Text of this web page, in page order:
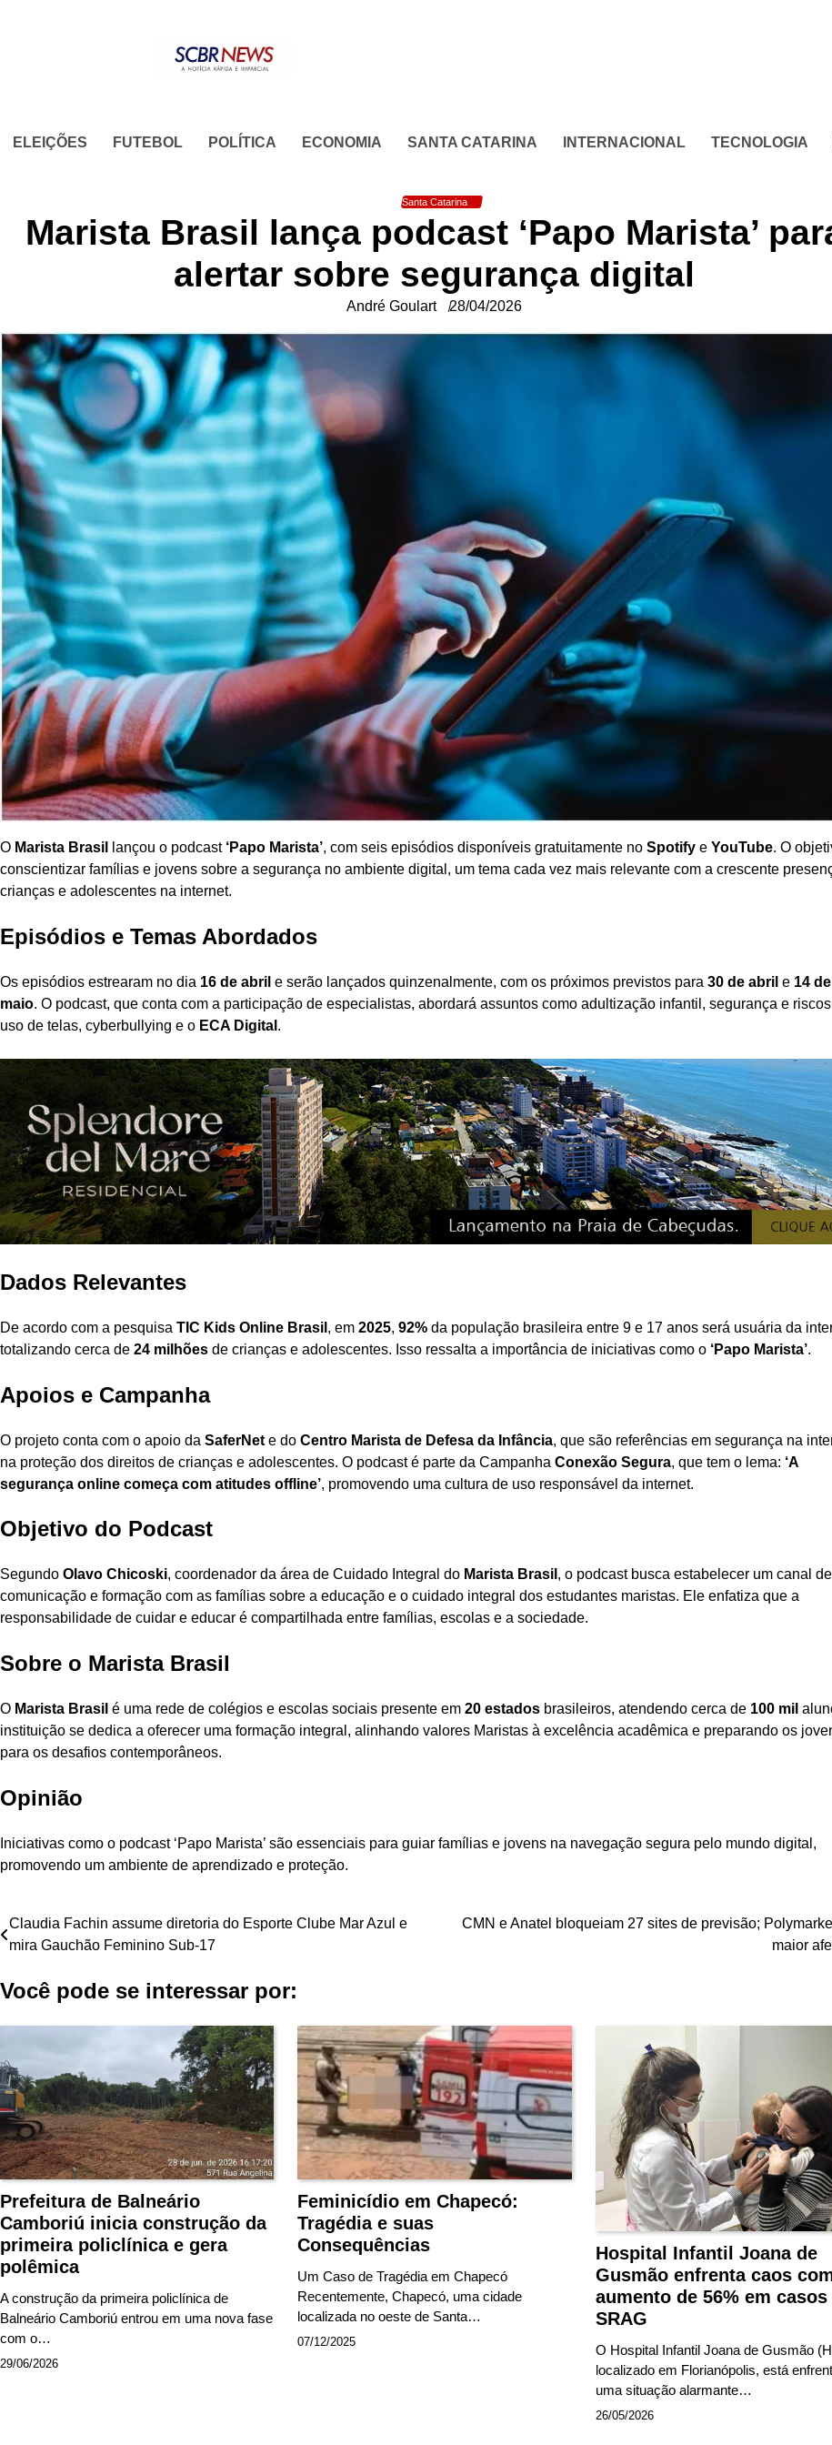
ELEIÇÕES FUTEBOL POLÍTICA ECONOMIA SANTA CATARINA INTERNACIONAL TECNOLOGIA
Santa Catarina
Marista Brasil lança podcast ‘Papo Marista’
alertar sobre segurança digital
André Goulart 28/04/2026
O Marista Brasil lançou o podcast ‘Papo Marista’, com seis episódios disponíveis gratuitamente no Spotify e YouTube. O
conscientizar famílias e jovens sobre a segurança no ambiente digital, um tema cada vez mais relevante com a crescente
crianças e adolescentes na internet.
Episódios e Temas Abordados
Os episódios estrearam no dia 16 de abril e serão lançados quinzenalmente, com os próximos previstos para 30 de abril e 14 de
maio. O podcast, que conta com a participação de especialistas, abordará assuntos como adultização infantil, segurança e
uso de telas, cyberbullying e o ECA Digital .
Dados Relevantes
De acordo com a pesquisa TIC Kids Online Brasil , em 2025, 92% da população brasileira entre 9 e 17 anos será usuária da
totalizando cerca de 24 milhões de crianças e adolescentes. Isso ressalta a importância de iniciativas como o ‘Papo Marista’.
Apoios e Campanha
O projeto conta com o apoio da SaferNet e do Centro Marista de Defesa da Infância, que são referências em segurança na
na proteção dos direitos de crianças e adolescentes. O podcast é parte da Campanha Conexão Segura, que tem o lema: ‘A
segurança online começa com atitudes offline’, promovendo uma cultura de uso responsável da internet.
Objetivo do Podcast
Segundo Olavo Chicoski, coordenador da área de Cuidado Integral do Marista Brasil , o podcast busca estabelecer um canal de
comunicação e formação com as famílias sobre a educação e o cuidado integral dos estudantes maristas. Ele enfatiza que a
responsabilidade de cuidar e educar é compartilhada entre famílias, escolas e a sociedade.
Sobre o Marista Brasil
O Marista Brasil é uma rede de colégios e escolas sociais presente em 20 estados brasileiros, atendendo cerca de 100 mil
instituição se dedica a oferecer uma formação integral, alinhando valores Maristas à excelência acadêmica e preparando os
para os desafios contemporâneos.
Opinião
Iniciativas como o podcast ‘Papo Marista’ são essenciais para guiar famílias e jovens na navegação segura pelo mundo digital,
promovendo um ambiente de aprendizado e proteção.
Navegação
Post
Claudia Fachin assume diretoria do Esporte Clube Mar Azul e
mira Gauchão Feminino Sub-17
CMN e Anatel bloqueiam 27 sites de previsão;
maior
Você pode se interessar por:
Prefeitura de Balneário
Camboriú inicia construção da
primeira policlínica e gera
polêmica
A construção da primeira policlínica de
Balneário Camboriú entrou em uma nova fase
com o…
29/06/2026
Feminicídio em Chapecó:
Tragédia e suas
Consequências
Um Caso de Tragédia em Chapecó
Recentemente, Chapecó, uma cidade
localizada no oeste de Santa…
07/12/2025
Hospital Infantil Joana de
Gusmão enfrenta caos
aumento de 56% em casos
SRAG
O Hospital Infantil Joana de Gusmão
localizado em Florianópolis, está
uma situação alarmante…
26/05/2026